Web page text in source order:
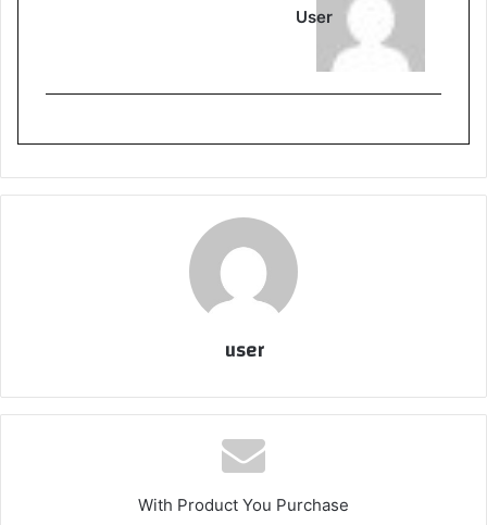
User
user
With Product You Purchase